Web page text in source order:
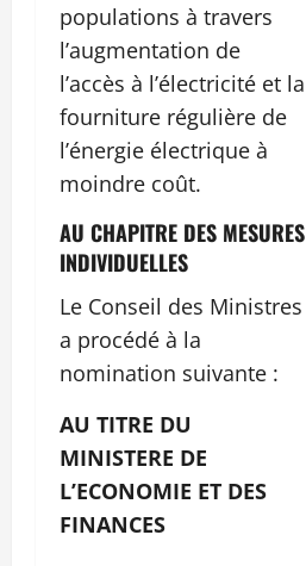
populations à travers
l’augmentation de
l’accès à l’électricité et la
fourniture régulière de
l’énergie électrique à
moindre coût.
AU CHAPITRE DES MESURES
INDIVIDUELLES
Le Conseil des Ministres
a procédé à la
nomination suivante :
AU TITRE DU
MINISTERE DE
L’ECONOMIE ET DES
FINANCES